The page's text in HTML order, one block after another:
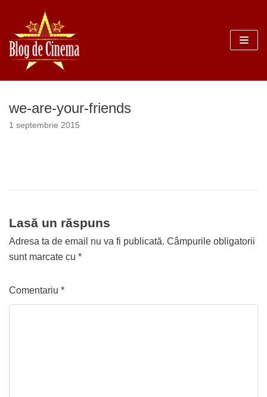
Sari
la
conținut
we-are-your-friends
1 septembrie 2015
Lasă un răspuns
Adresa ta de email nu va fi publicată. Câmpurile obligatorii
sunt marcate cu *
Comentariu *